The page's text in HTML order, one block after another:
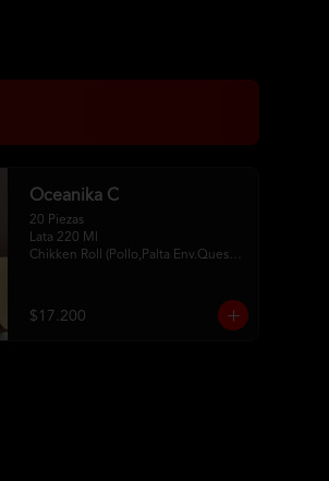
Oceanika C
20 Piezas
Lata 220 Ml
Chikken Roll (Pollo,Palta Env.Queso
Crema ,Cebollin Env Tempura)
2Palitos -1  Soya -1 Unagui
$17.200